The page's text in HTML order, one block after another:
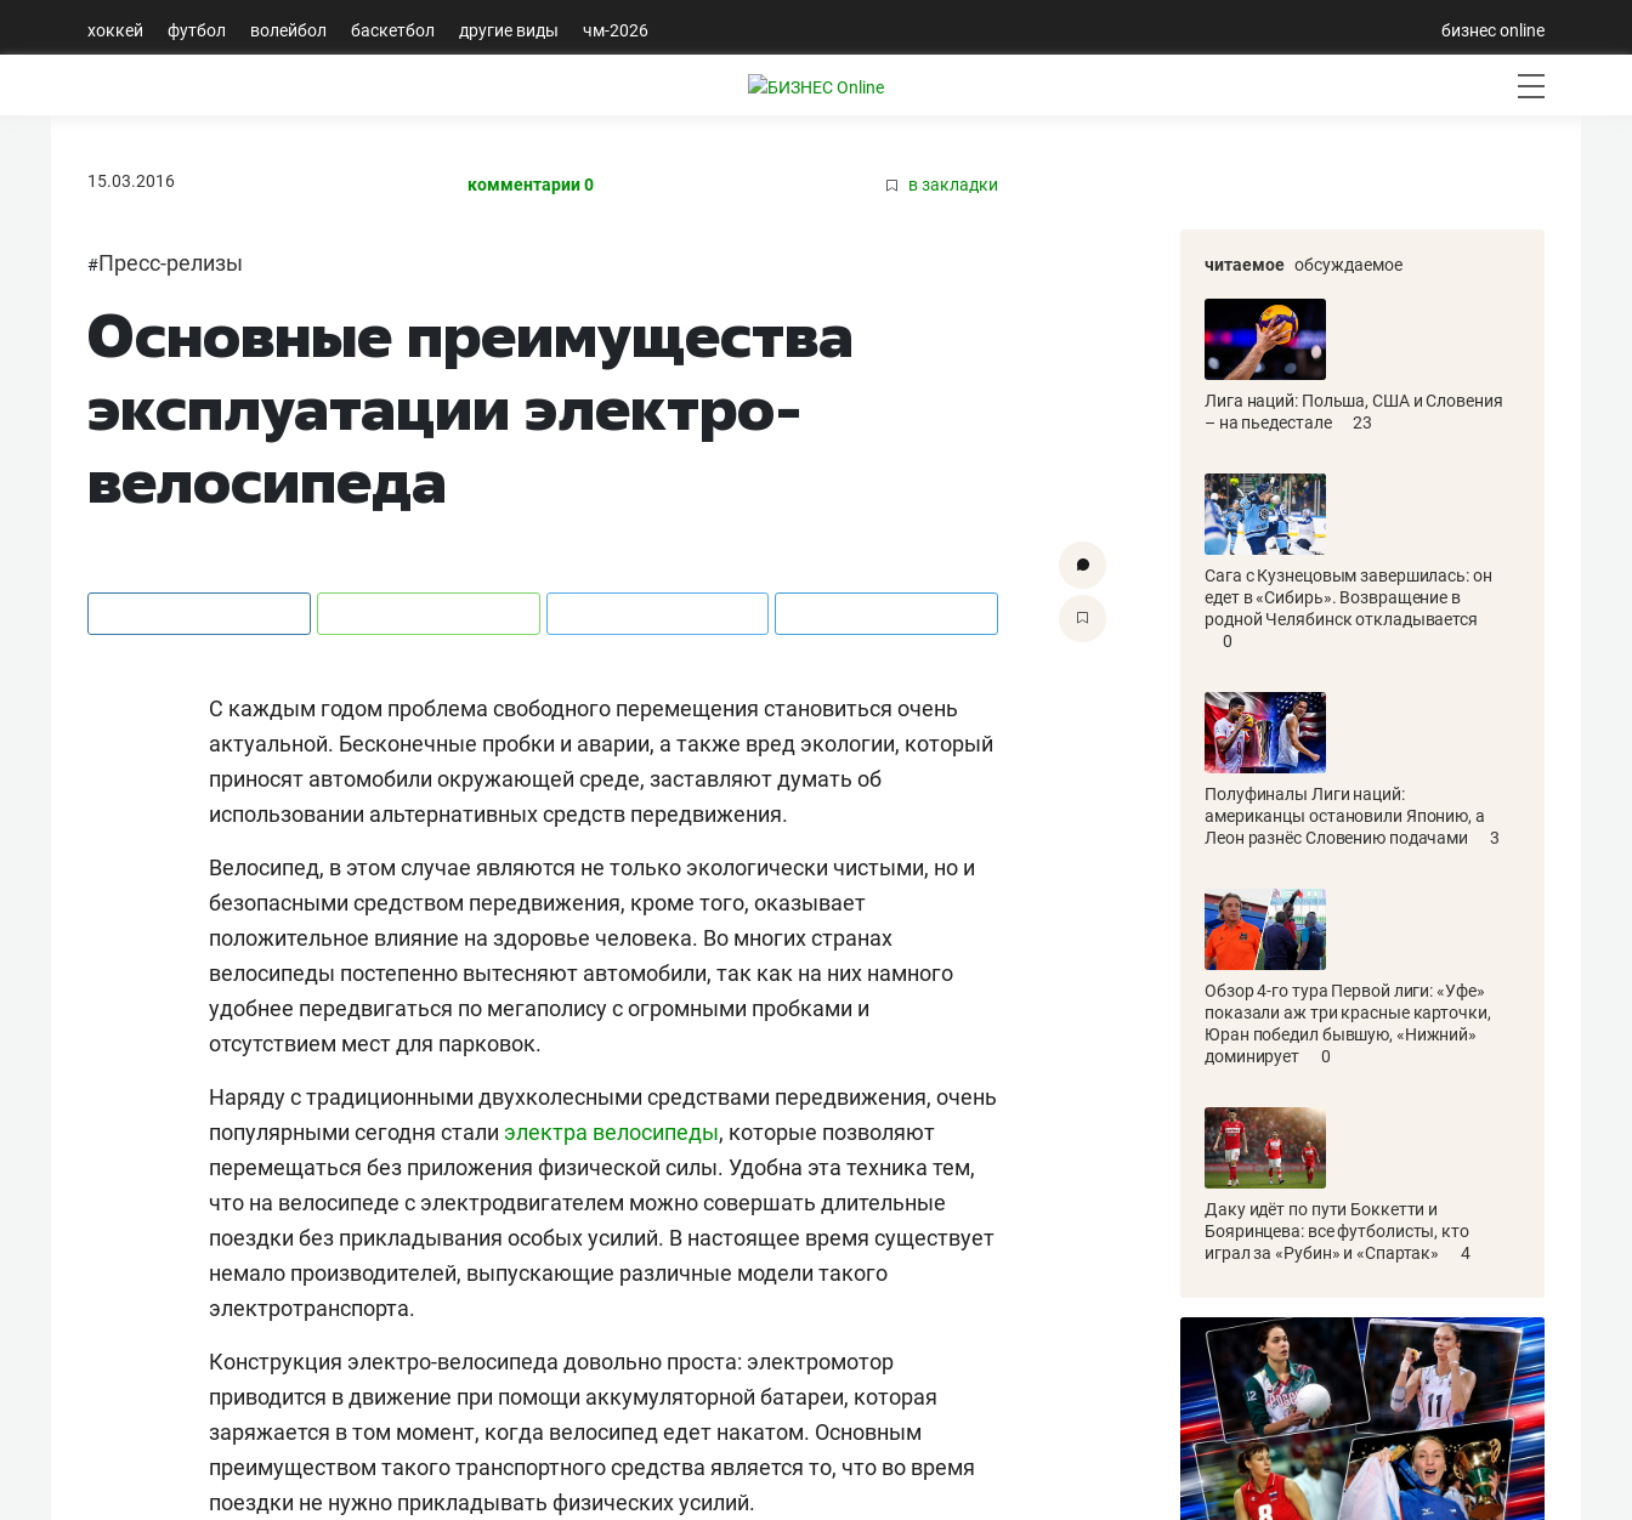
хоккей футбол волейбол баскетбол другие виды чм-2026 бизнес online
15.03.2016 комментарии 0 в закладки
#Пресс-релизы
Основные преимущества
эксплуатации электро-
велосипеда
С каждым годом проблема свободного перемещения становиться очень
актуальной. Бесконечные пробки и аварии, а также вред экологии, который
приносят автомобили окружающей среде, заставляют думать об
использовании альтернативных средств передвижения.
Велосипед, в этом случае являются не только экологически чистыми, но и
безопасными средством передвижения, кроме того, оказывает
положительное влияние на здоровье человека. Во многих странах
велосипеды постепенно вытесняют автомобили, так как на них намного
удобнее передвигаться по мегаполису с огромными пробками и
отсутствием мест для парковок.
Наряду с традиционными двухколесными средствами передвижения, очень
популярными сегодня стали электра велосипеды, которые позволяют
перемещаться без приложения физической силы. Удобна эта техника тем,
что на велосипеде с электродвигателем можно совершать длительные
поездки без прикладывания особых усилий. В настоящее время существует
немало производителей, выпускающие различные модели такого
электротранспорта.
Конструкция электро-велосипеда довольно проста: электромотор
приводится в движение при помощи аккумуляторной батареи, которая
заряжается в том момент, когда велосипед едет накатом. Основным
преимуществом такого транспортного средства является то, что во время
поездки не нужно прикладывать физических усилий.
читаемое обсуждаемое
Лига наций: Польша, США и Словения
– на пьедестале
23
Сага с Кузнецовым завершилась: он
едет в «Сибирь». Возвращение в
родной Челябинск откладывается
0
Полуфиналы Лиги наций:
американцы остановили Японию, а
Леон разнёс Словению подачами
3
Обзор 4-го тура Первой лиги: «Уфе»
показали аж три красные карточки,
Юран победил бывшую, «Нижний»
доминирует
0
Даку идёт по пути Боккетти и
Бояринцева: все футболисты, кто
играл за «Рубин» и «Спартак»
4